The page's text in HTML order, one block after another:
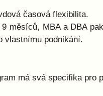
časová flexibilita.
měsíců, MBA a DBA
vlastnímu podnikání.
má svá specifika pro